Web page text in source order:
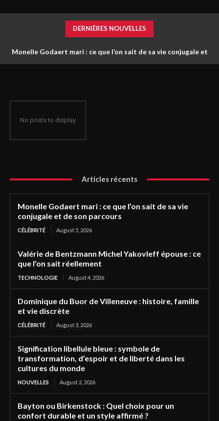
DERNIÈRES NOUVELLES
Monelle Godaert mari : ce que l’on sait de sa vie conjugale et
No posts to display
Articles récents
Monelle Godaert mari : ce que l’on sait de sa vie
conjugale et de son parcours
CÉLÉBRITÉ August 5, 2026
Valérie de Bentzmann Michel Yakovleff épouse : ce
que l’on sait réellement
TECHNOLOGIE August 4, 2026
Dominique du Buor de Villeneuve : histoire, famille
et vie discrète
CÉLÉBRITÉ August 3, 2026
Signification libellule bleue : symbole de
transformation, d’espoir et de liberté dans les
cultures du monde
NOUVELLES August 2, 2026
Bayton ou Birkenstock : Quel choix pour un
confort durable et un style affirmé ?